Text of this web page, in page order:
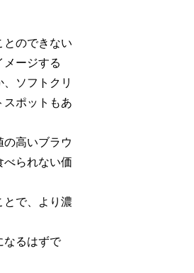
とのできない
ージする
ソフトクリ
スポットもあ
高いブラウ
べられない価
とで、より濃
なるはずで